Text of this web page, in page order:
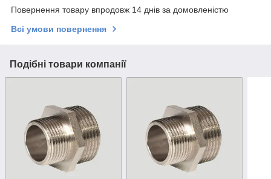
Повернення товару впродовж 14 днів за домовленістю
Всі умови повернення
Подібні товари компанії